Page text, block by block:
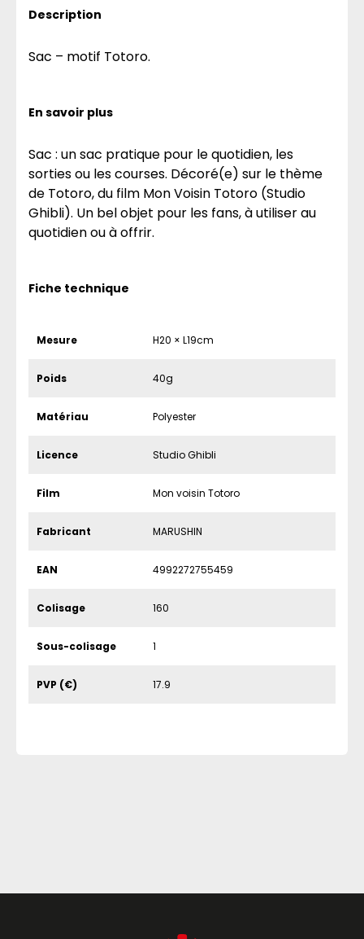
Description
Sac – motif Totoro.
En savoir plus
Sac : un sac pratique pour le quotidien, les
sorties ou les courses. Décoré(e) sur le thème
de Totoro, du film Mon Voisin Totoro (Studio
Ghibli). Un bel objet pour les fans, à utiliser au
quotidien ou à offrir.
Fiche technique
Mesure H20 × L19cm
Poids 40g
Matériau Polyester
Licence Studio Ghibli
Film Mon voisin Totoro
Fabricant MARUSHIN
EAN 4992272755459
Colisage 160
Sous-colisage 1
PVP (€) 17.9